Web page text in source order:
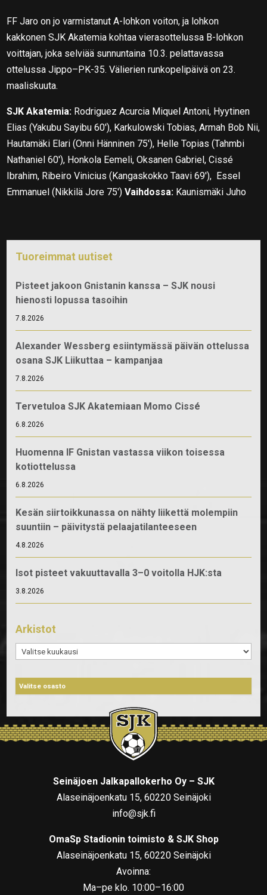
FF Jaro on jo varmistanut A-lohkon voiton, ja lohkon
kakkonen SJK Akatemia kohtaa vierasottelussa B-lohkon
voittajan, joka selviää sunnuntaina 10.3. pelattavassa
ottelussa Jippo–PK-35. Välierien runkopelipäivä on 23.
maaliskuuta.
SJK Akatemia: Rodriguez Acurcia Miquel Antoni, Hyytinen
Elias (Yakubu Sayibu 60′), Karkulowski Tobias, Armah Bob Nii,
Hautamäki Elari (Onni Hänninen 75′), Helle Topias (Tahmbi
Nathaniel 60′), Honkola Eemeli, Oksanen Gabriel, Cissé
Ibrahim, Ribeiro Vinicius (Kangaskokko Taavi 69′), Essel
Emmanuel (Nikkilä Jore 75′)Vaihdossa: Kaunismäki Juho
Tuoreimmat uutiset
Pisteet jakoon Gnistanin kanssa – SJK nousi
hienosti lopussa tasoihin
7.8.2026
Alexander Wessberg esiintymässä päivän ottelussa
osana SJK Liikuttaa – kampanjaa
7.8.2026
Tervetuloa SJK Akatemiaan Momo Cissé
6.8.2026
Huomenna IF Gnistan vastassa viikon toisessa
kotiottelussa
6.8.2026
Kesän siirtoikkunassa on nähty liikettä molempiin
suuntiin – päivitystä pelaajatilanteeseen
4.8.2026
Isot pisteet vakuuttavalla 3–0 voitolla HJK:sta
3.8.2026
Arkistot
Arkistot
Seinäjoen Jalkapallokerho Oy – SJK
Alaseinäjoenkatu 15, 60220 Seinäjoki
info@sjk.fi
OmaSp Stadionin toimisto & SJK Shop
Alaseinäjoenkatu 15, 60220 Seinäjoki
Avoinna:
Ma–pe klo. 10:00–16:00